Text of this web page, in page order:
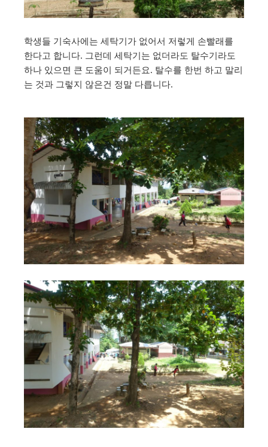
학생들 기숙사에는 세탁기가 없어서 저렇게 손빨래를
한다고 합니다. 그런데 세탁기는 없더라도 탈수기라도
하나 있으면 큰 도움이 되거든요. 탈수를 한번 하고 말리
는 것과 그렇지 않은건 정말 다릅니다.